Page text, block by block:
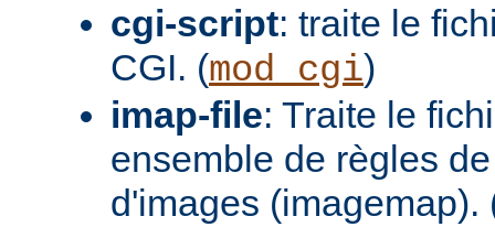
cgi-script: traite le
CGI. (mod_cgi)
imap-file: Traite le
ensemble de règles
d'images (imagemap).